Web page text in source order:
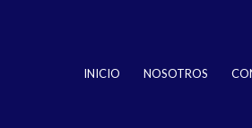
INICIO NOSOTROS